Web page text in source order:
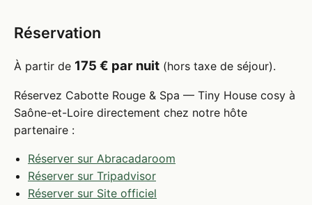
Réservation
À partir de 175 € par nuit (hors taxe de séjour).
Réservez Cabotte Rouge & Spa — Tiny House cosy à
Saône-et-Loire directement chez notre hôte
partenaire :
Réserver sur Abracadaroom
Réserver sur Tripadvisor
Réserver sur Site officiel